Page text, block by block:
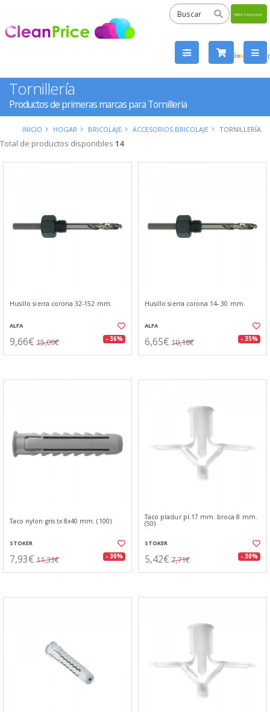
by
Tornillería
Productos de primeras marcas para Tornilleria
INICIO HOGAR BRICOLAJE ACCESORIOS BRICOLAJE TORNILLERÍA
Total de productos disponibles 14
Husillo sierra corona 32-152 mm.
ALFA
9,66€ 15,09€ - 36%
Husillo sierra corona 14- 30 mm.
ALFA
6,65€ 10,18€ - 35%
Taco nylon gris tx 8x40 mm. (100)
STOKER
7,93€ 11,33€ - 30%
Taco pladur pl.17 mm. broca 8 mm.
(50)
STOKER
5,42€ 7,71€ - 30%